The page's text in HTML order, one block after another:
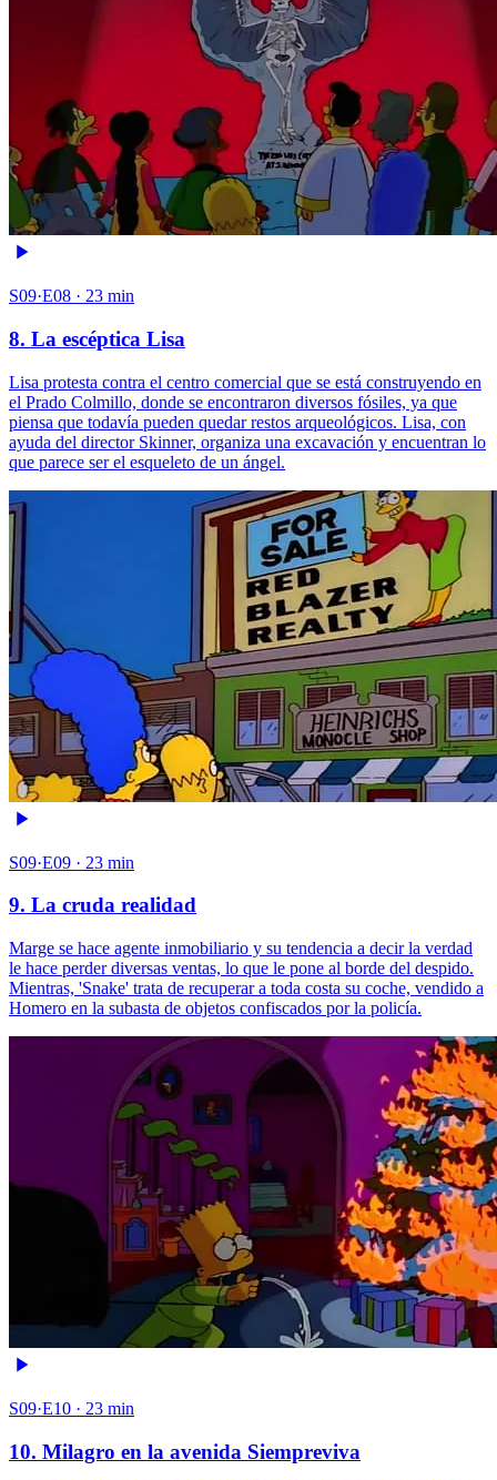
S09·E08 · 23 min
8. La escéptica Lisa
Lisa protesta contra el centro comercial que se está construyendo en
el Prado Colmillo, donde se encontraron diversos fósiles, ya que
piensa que todavía pueden quedar restos arqueológicos. Lisa, con
ayuda del director Skinner, organiza una excavación y encuentran lo
que parece ser el esqueleto de un ángel.
S09·E09 · 23 min
9. La cruda realidad
Marge se hace agente inmobiliario y su tendencia a decir la verdad
le hace perder diversas ventas, lo que le pone al borde del despido.
Mientras, 'Snake' trata de recuperar a toda costa su coche, vendido a
Homero en la subasta de objetos confiscados por la policía.
S09·E10 · 23 min
10. Milagro en la avenida Siempreviva